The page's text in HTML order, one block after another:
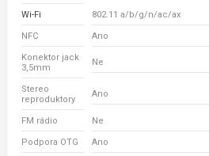
Wi-Fi 802.11 a/b/g/n/ac/ax
NFC Ano
Konektor jack
3,5mm
Ne
Stereo
reproduktory
Ano
FM rádio Ne
Podpora OTG Ano